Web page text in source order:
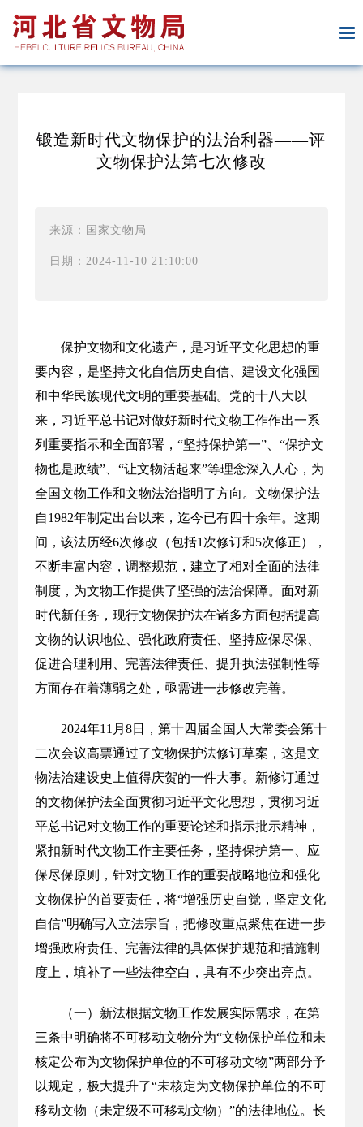
锻造新时代文物保护的法治利器——评
文物保护法第七次修改
来源：国家文物局
日期：2024-11-10 21:10:00
保护文物和文化遗产，是习近平文化思想的重
要内容，是坚持文化自信历史自信、建设文化强国
和中华民族现代文明的重要基础。党的十八大以
来，习近平总书记对做好新时代文物工作作出一系
列重要指示和全面部署，“坚持保护第一”、“保护文
物也是政绩”、“让文物活起来”等理念深入人心，为
全国文物工作和文物法治指明了方向。文物保护法
自1982年制定出台以来，迄今已有四十余年。这期
间，该法历经6次修改（包括1次修订和5次修正），
不断丰富内容，调整规范，建立了相对全面的法律
制度，为文物工作提供了坚强的法治保障。面对新
时代新任务，现行文物保护法在诸多方面包括提高
文物的认识地位、强化政府责任、坚持应保尽保、
促进合理利用、完善法律责任、提升执法强制性等
方面存在着薄弱之处，亟需进一步修改完善。
2024年11月8日，第十四届全国人大常委会第十
二次会议高票通过了文物保护法修订草案，这是文
物法治建设史上值得庆贺的一件大事。新修订通过
的文物保护法全面贯彻习近平文化思想，贯彻习近
平总书记对文物工作的重要论述和指示批示精神，
紧扣新时代文物工作主要任务，坚持保护第一、应
保尽保原则，针对文物工作的重要战略地位和强化
文物保护的首要责任，将“增强历史自觉，坚定文化
自信”明确写入立法宗旨，把修改重点聚焦在进一步
增强政府责任、完善法律的具体保护规范和措施制
度上，填补了一些法律空白，具有不少突出亮点。
（一）新法根据文物工作发展实际需求，在第
三条中明确将不可移动文物分为“文物保护单位和未
核定公布为文物保护单位的不可移动文物”两部分予
以规定，极大提升了“未核定为文物保护单位的不可
移动文物（未定级不可移动文物）”的法律地位。长